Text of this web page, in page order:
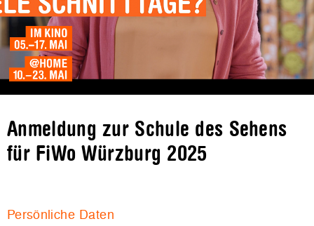
Anmeldung zur Schule des Sehens
für FiWo Würzburg 2025
Persönliche Daten